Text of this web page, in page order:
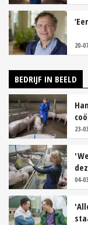
20-
BEDRIJF IN BEELD
23-
04-